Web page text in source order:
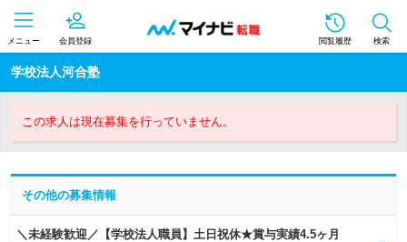
メニュー 会員登録 閲覧履歴 検索
学校法人河合塾
この求人は現在募集を行っていません。
その他の募集情報
＼未経験歓迎／【学校法人職員】土日祝休★賞与実績4.5ヶ月